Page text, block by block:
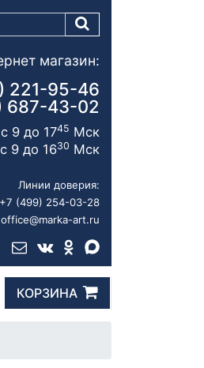
магазин:
221-95-46
687-43-02
9 до 1745 Мск
9 до 1630 Мск
Линии доверия:
+7 (499) 254-03-28
office@marka-art.ru
КОРЗИНА